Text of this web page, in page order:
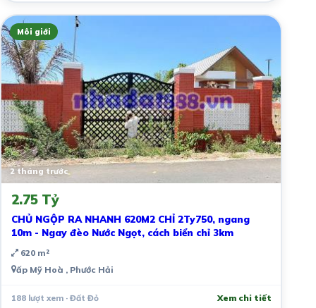
Môi giới
2 tháng trước
2.75 Tỷ
CHỦ NGỘP RA NHANH 620M2 CHỈ 2Ty750, ngang
10m - Ngay đèo Nước Ngọt, cách biển chỉ 3km
620 m²
ấp Mỹ Hoà , Phước Hải
188 lượt xem · Đất Đỏ Xem chi tiết